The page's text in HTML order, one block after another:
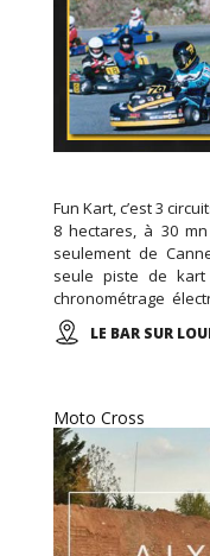
Fun Kart, c’est 3
8 hectares, à 30
seulement de
seule piste de kart
chronométrage
de sécurité
restaurant sur
LE BAR SUR
Moto Cross